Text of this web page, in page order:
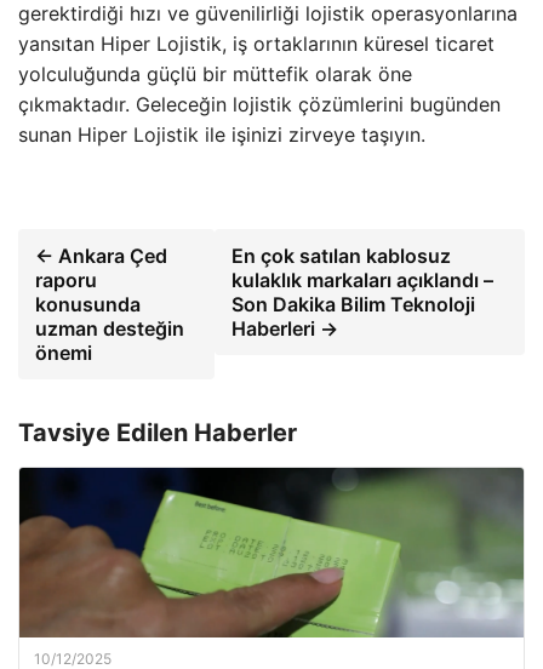
gerektirdiği hızı ve güvenilirliği lojistik operasyonlarına
yansıtan Hiper Lojistik, iş ortaklarının küresel ticaret
yolculuğunda güçlü bir müttefik olarak öne
çıkmaktadır. Geleceğin lojistik çözümlerini bugünden
sunan Hiper Lojistik ile işinizi zirveye taşıyın.
← Ankara Çed
raporu
konusunda
uzman desteğin
önemi
En çok satılan kablosuz
kulaklık markaları açıklandı –
Son Dakika Bilim Teknoloji
Haberleri →
Tavsiye Edilen Haberler
10/12/2025